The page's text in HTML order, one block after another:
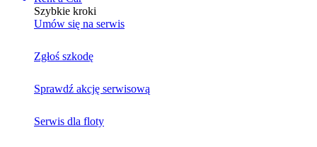
Szybkie kroki
Umów się na serwis
Zgłoś szkodę
Sprawdź akcję serwisową
Serwis dla floty